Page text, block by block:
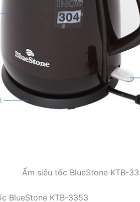
Ấm siêu tốc BlueStone KTB-
BlueStone KTB-3353